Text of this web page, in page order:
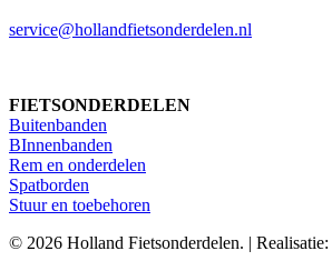
service@hollandfietsonderdelen.nl
FIETSONDERDELEN
Buitenbanden
BInnenbanden
Rem en onderdelen
Spatborden
Stuur en toebehoren
© 2026 Holland Fietsonderdelen. | Realisatie: